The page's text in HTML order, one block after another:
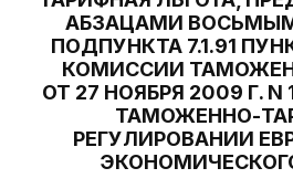
АБЗАЦАМИ
ПОДПУНКТА 7.1.91
КОМИССИИ
ОТ 27 НОЯБРЯ 2009 Г.
ТАМОЖЕННО-
РЕГУЛИРОВАНИИ